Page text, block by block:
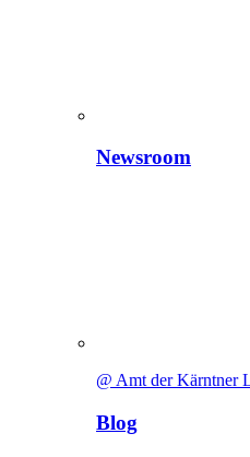
Newsroom
@ Amt der Kärntner
Blog